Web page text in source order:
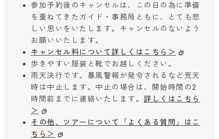
参加予約後のキャンセルは、この日の為に準備
を重ねてきたガイド・事務局ともに、とても悲
しい思いをいたします。キャンセルのないよう
お願いいたします。
キャンセル料について詳しくはこちら＞
歩きやすい服装と靴でお越しください。
雨天決行です。暴風警報が発令されるなど荒天
時は中止します。中止の場合は、開始時間の2
時間前までに連絡いたします。 詳しくはこちら
＞
その他、ツアーについて「よくある質問」はこ
ちら＞